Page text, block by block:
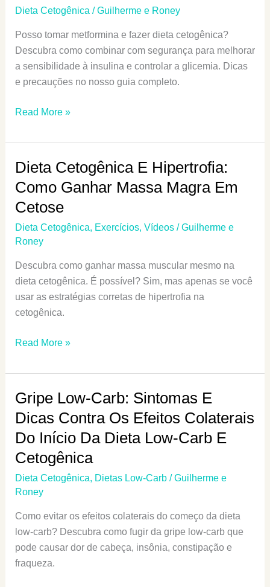
Dieta
Melhores
Aparelhos
Para
Medição
Corpos
Dieta Cetogênica /Guilherme e Roney
Posso tomar metformina e fazer dieta cetogênica?
Descubra como combinar com segurança para melhorar
a sensibilidade à insulina e controlar a glicemia. Dicas
e precauções no nosso guia completo.
Metformina
Dieta
O
Que
Você
Precisa
Saber
Read More »
Dieta Cetogênica E Hipertrofia:
Como Ganhar Massa Magra Em
Cetose
Dieta Cetogênica, Exercícios, Vídeos/Guilherme e
Roney
Descubra como ganhar massa muscular mesmo na
dieta cetogênica. É possível? Sim, mas apenas se você
usar as estratégias corretas de hipertrofia na
cetogênica.
Dieta
E
Como
Ganhar
Massa
Magra
Cetose
Read More »
Gripe Low-Carb: Sintomas E
Dicas Contra Os Efeitos Colaterais
Do Início Da Dieta Low-Carb E
Cetogênica
Dieta Cetogênica, Dietas Low-Carb/Guilherme e
Roney
Como evitar os efeitos colaterais do começo da dieta
low-carb? Descubra como fugir da gripe low-carb que
pode causar dor de cabeça, insônia, constipação e
fraqueza.